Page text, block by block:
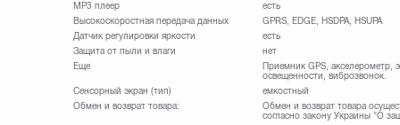
MP3 плеер
есть
Высокоскоростная передача данных
GPRS, EDGE, HSDPA, HSUPA
Датчик регулировки яркости
есть
Защита от пыли и влаги
нет
Еще
Приемник GPS, акселерометр,
освещенности, виброзвонок.
Сенсорный экран (тип)
емкостный
Обмен и возврат товара:
Обмен и возврат товара
согласно закону Украины "О